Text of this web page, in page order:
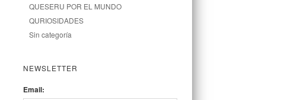
QUESERU POR EL MUNDO
QURIOSIDADES
Sin categoría
NEWSLETTER
Email: